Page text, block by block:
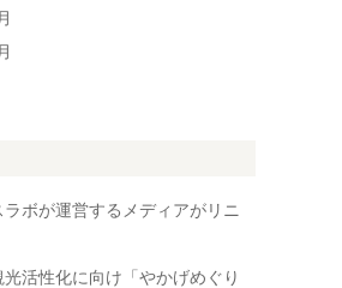
ラボが運営するメディアがリニ
光活性化に向け「やかげめぐり